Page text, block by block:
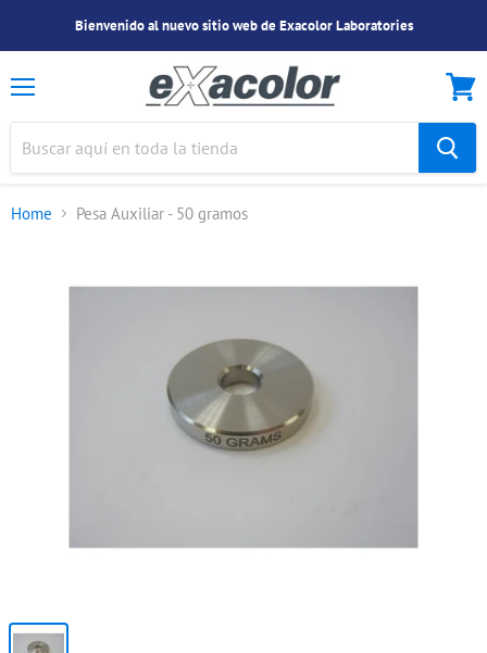
Bienvenido al nuevo sitio web de Exacolor Laboratories
Home Pesa Auxiliar - 50 gramos